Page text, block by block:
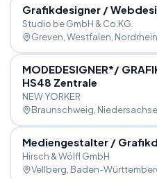
Grafikdesigner /
Studio be GmbH & Co.KG.
Greven, Westfalen ,
MODEDESIGNER*/
HS48 Zentrale
NEW YORKER
Braunschweig ,
Mediengestalter /
Hirsch & Wölfl GmbH
Vellberg , Baden-